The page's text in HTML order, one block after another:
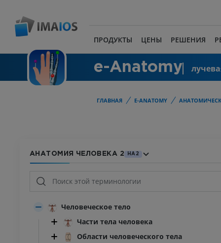
ПРОДУКТЫ ЦЕНЫ РЕШЕНИЯ
e-Anatomy
ГЛАВНАЯ E-ANATOMY
АНАТОМИЯ ЧЕЛОВЕКА 2 HA2
Человеческое тело
Части тела человека
Области человеческого тела